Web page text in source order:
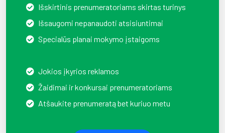
Išskirtinis prenumeratoriams skirtas turinys
Išsaugomi nepanaudoti atsisiuntimai
Specialūs planai mokymo įstaigoms
Jokios įkyrios reklamos
Žaidimai ir konkursai prenumeratoriams
Atšaukite prenumeratą bet kuriuo metu